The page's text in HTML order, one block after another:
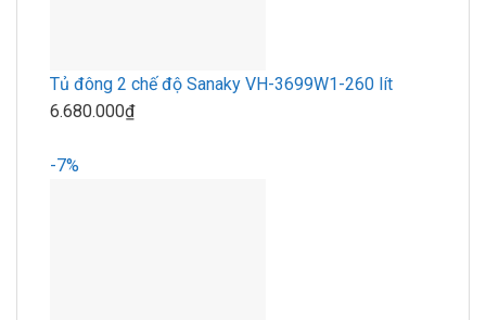
Tủ đông 2 chế độ Sanaky VH-3699W1-260 lít
6.680.000₫
-7%